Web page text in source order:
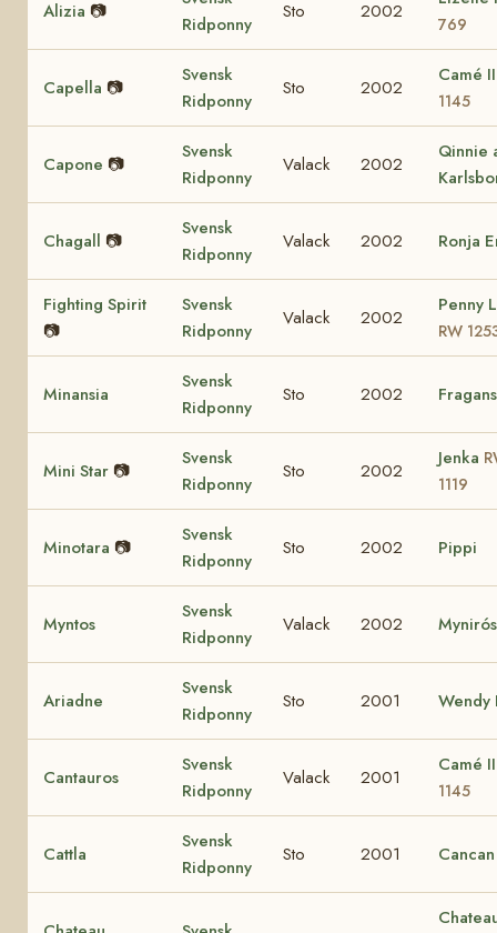
Alizia 📷
Ridponny
Sto 2002
769
Capella 📷
Svensk
Ridponny
Sto 2002
Camé
1145
Capone 📷
Svensk
Ridponny
Valack 2002
Qinnie
Chagall 📷
Svensk
Ridponny
Valack 2002 Ronja
Fighting Spirit
📷
Svensk
Ridponny
Valack 2002
Penny
RW
Minansia
Svensk
Ridponny
Sto 2002
Mini Star 📷
Svensk
Ridponny
Sto 2002
Jenka
1119
Minotara 📷
Svensk
Ridponny
Sto 2002 Pippi
Myntos
Svensk
Ridponny
Valack 2002
Ariadne
Svensk
Ridponny
Sto 2001 Wendy
Cantauros
Svensk
Ridponny
Valack 2001
Camé
1145
Cattla
Svensk
Ridponny
Sto 2001 Cancan